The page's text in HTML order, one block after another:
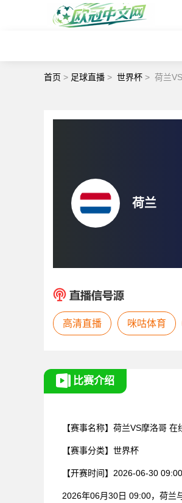
首页 > 足球直播 > 世界杯 > 荷兰
荷兰
高清直播 咪咕体育
比赛介绍
【赛事名称】 荷兰VS摩洛哥 在
【赛事分类】 世界杯
【开赛时间】 2026-06-30
2026年06月30日 09:00，荷兰